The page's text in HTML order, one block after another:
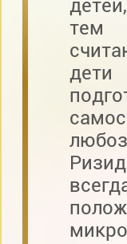
тем